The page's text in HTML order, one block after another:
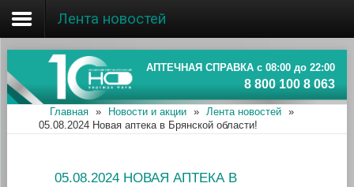
Главная
Об ассоциации
Наши аптеки
Информация
Лента новостей
АПТЕЧНАЯ СПРАВКА с 08:00 до 22:00
8 800 100 8 063
Главная » Новости и акции » Лента новостей
»
05.08.2024 Новая аптека в Брянской области!
05.08.2024 НОВАЯ АПТЕКА В